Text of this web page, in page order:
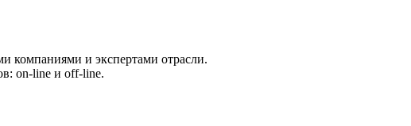
компаниями и экспертами отрасли.
on-line и off-line.